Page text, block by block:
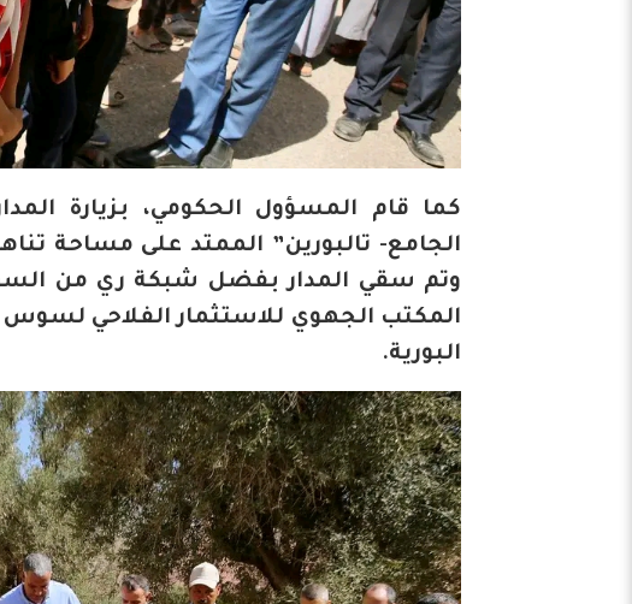
كما قام المسؤول الحكومي، بزيارة
المكتب الجهوي للاستثمار الفلاحي لسوس
البورية.